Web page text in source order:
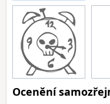
Ocenění